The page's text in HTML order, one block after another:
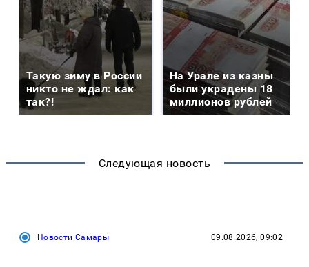
Такую зиму в России
никто не ждал: как
так?!
На Урале из казны
были украдены 18
миллионов рублей
Следующая новость
Новости Самары 09.08.2026, 09:02